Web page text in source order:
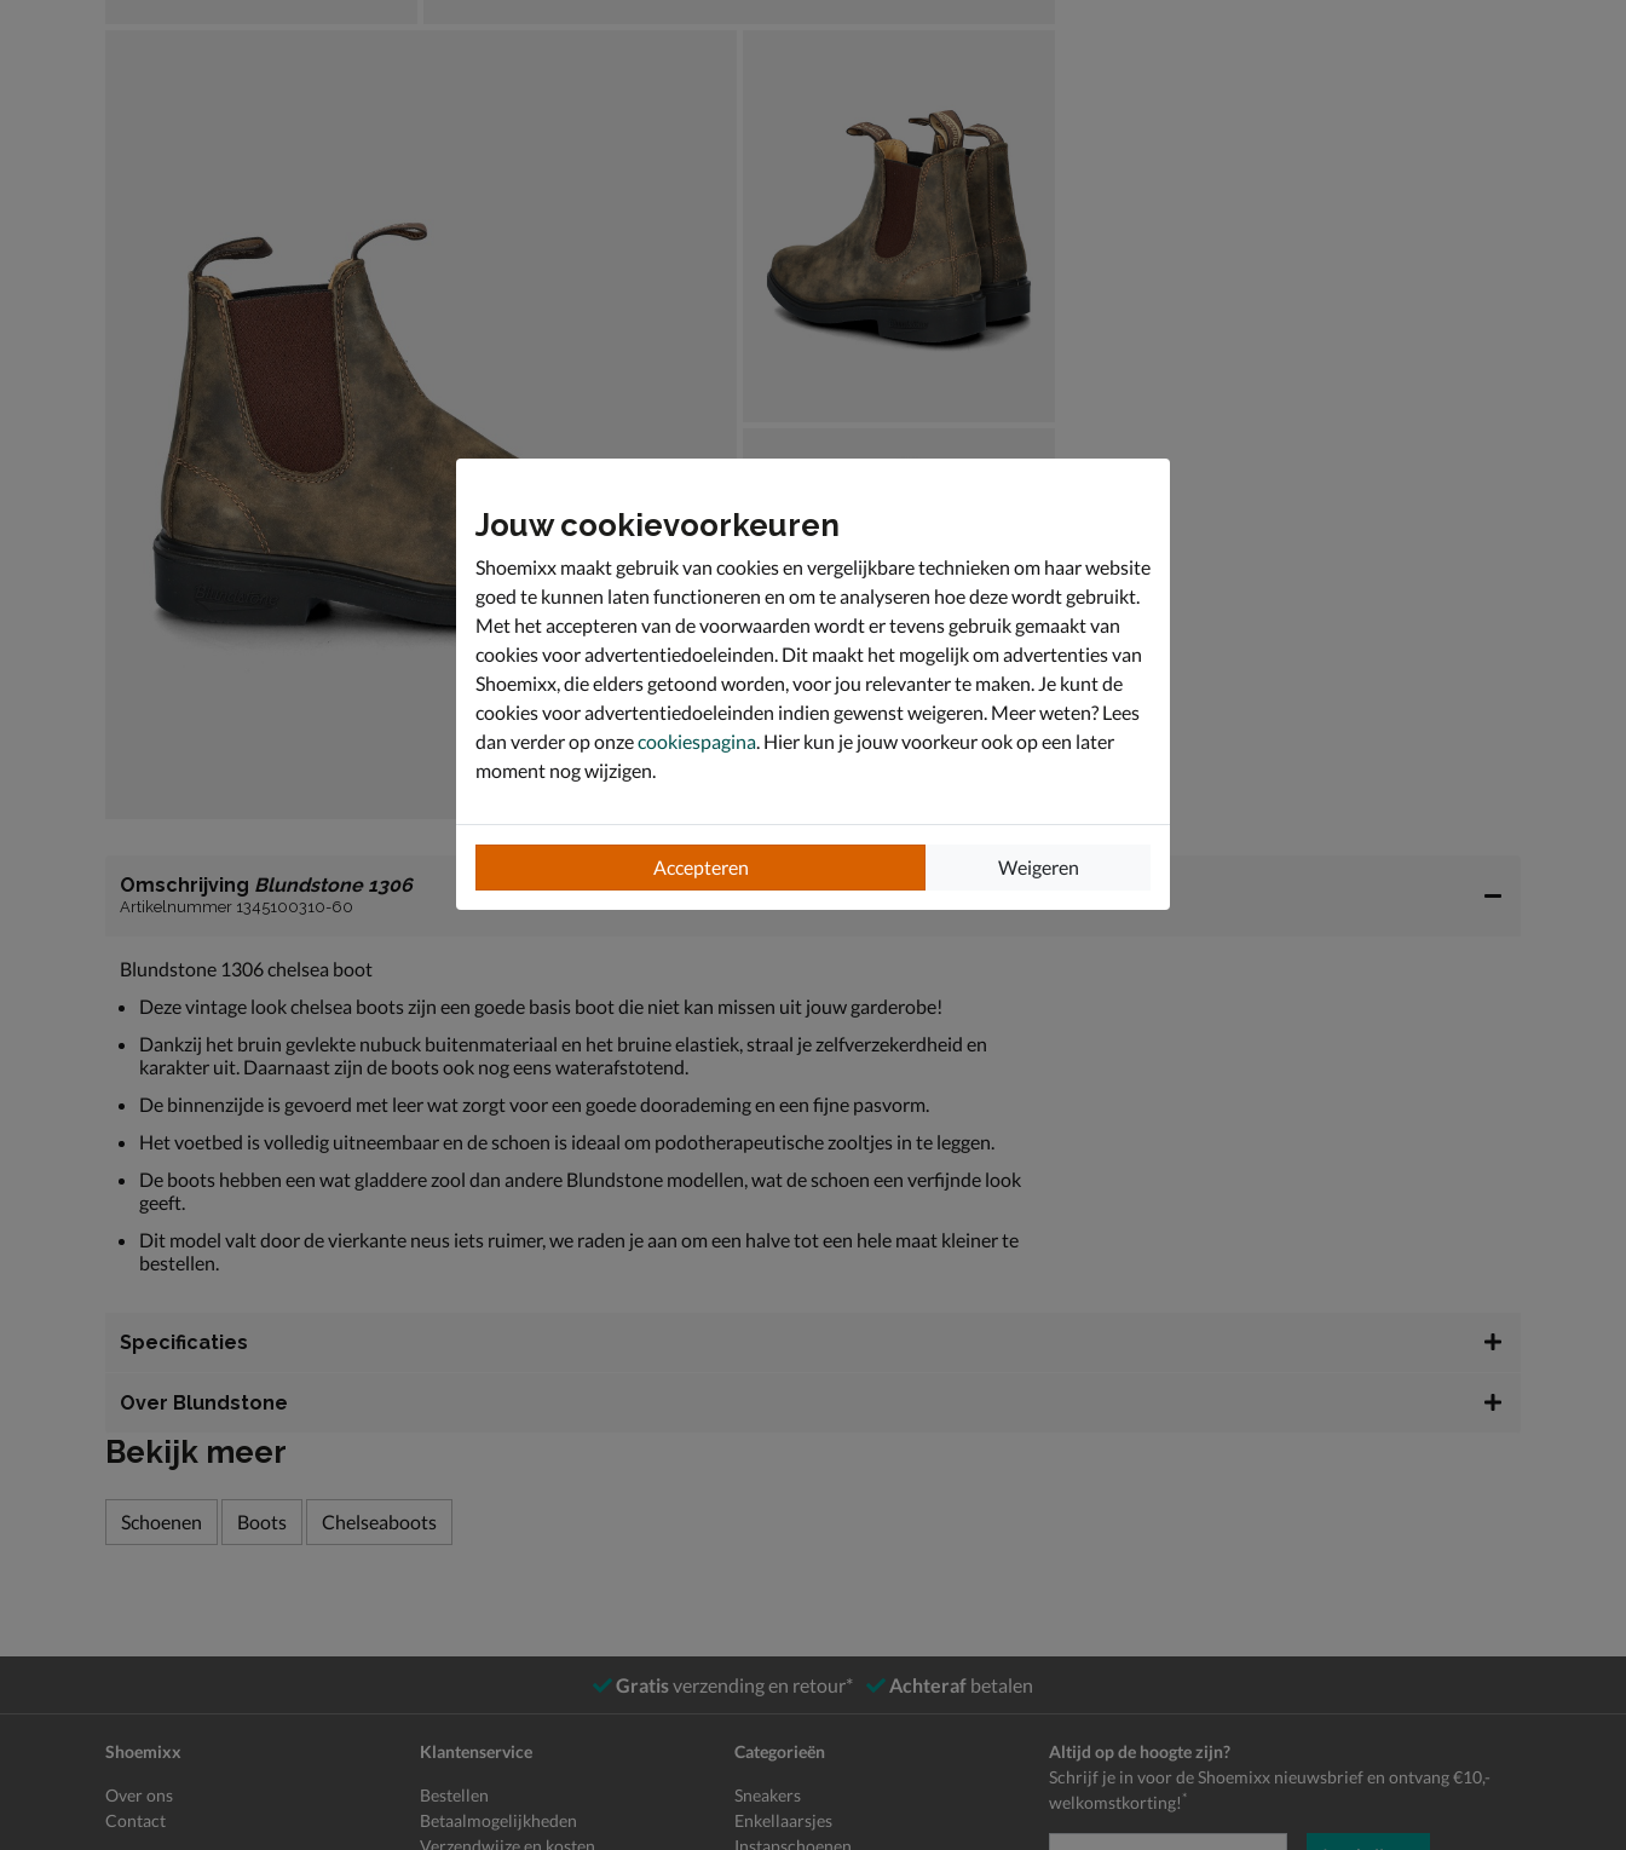
Omschrijving Blundstone 1306
Artikelnummer 1345100310-60
Blundstone 1306 chelsea boot
Deze vintage look chelsea boots zijn een goede basis boot die niet kan missen uit jouw garderobe!
Dankzij het bruin gevlekte nubuck buitenmateriaal en het bruine elastiek, straal je zelfverzekerdheid en
karakter uit. Daarnaast zijn de boots ook nog eens waterafstotend.
De binnenzijde is gevoerd met leer wat zorgt voor een goede doorademing en een fijne pasvorm.
Het voetbed is volledig uitneembaar en de schoen is ideaal om podotherapeutische zooltjes in te leggen.
De boots hebben een wat gladdere zool dan andere Blundstone modellen, wat de schoen een verfijnde look
geeft.
Dit model valt door de vierkante neus iets ruimer, we raden je aan om een halve tot een hele maat kleiner te
bestellen.
Specificaties
Over Blundstone
Bekijk meer
Schoenen Boots Chelseaboots
Gratisverzending en retour* Achteraf betalen
Shoemixx
Over ons
Contact
Klantenservice
Bestellen
Betaalmogelijkheden
Verzendwijze en kosten
Categorieën
Sneakers
Enkellaarsjes
Instapschoenen
Altijd op de hoogte zijn?
Schrijf je in voor de Shoemixx nieuwsbrief en ontvang €10,-
welkomstkorting! *
Jouw cookievoorkeuren
Shoemixx maakt gebruik van cookies en vergelijkbare technieken om haar website
goed te kunnen laten functioneren en om te analyseren hoe deze wordt gebruikt.
Met het accepteren van de voorwaarden wordt er tevens gebruik gemaakt van
cookies voor advertentiedoeleinden. Dit maakt het mogelijk om advertenties van
Shoemixx, die elders getoond worden, voor jou relevanter te maken. Je kunt de
cookies voor advertentiedoeleinden indien gewenst weigeren. Meer weten? Lees
dan verder op onzecookiespagina. Hier kun je jouw voorkeur ook op een later
moment nog wijzigen.
Accepteren Weigeren